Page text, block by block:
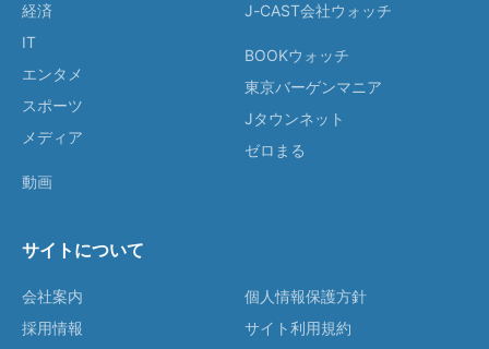
経済
IT
エンタメ
スポーツ
メディア
動画
J-CAST会社ウォッチ
BOOKウォッチ
東京バーゲンマニア
Jタウンネット
ゼロまる
サイトについて
会社案内
採用情報
個人情報保護方針
サイト利用規約